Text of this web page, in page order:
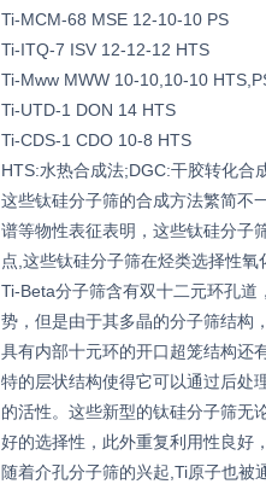
Ti-MCM-68 MSE 12-10-10 PS
Ti-ITQ-7 ISV 12-12-12 HTS
Ti-Mww MWW 10-10,10-10
Ti-UTD-1 DON 14 HTS
Ti-CDS-1 CDO 10-8 HTS
HTS:水热合成法;DGC:干胶转化合
这些钛硅分子筛的合成方法繁简不
谱等物性表征表明，这些钛硅分子
点,这些钛硅分子筛在烃类选择性
Ti-Beta分子筛含有双十二元环孔
势，但是由于其多晶的分子筛结构
具有内部十元环的开口超笼结构还
特的层状结构使得它可以通过后处
的活性。这些新型的钛硅分子筛无
好的选择性，此外重复利用性良好
随着介孔分子筛的兴起,Ti原子也被